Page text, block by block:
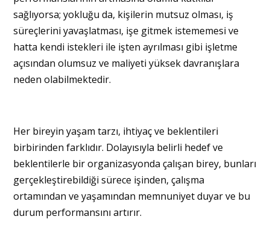
sağlıyorsa; yokluğu da, kişilerin mutsuz olması, iş
süreçlerini yavaşlatması, işe gitmek istememesi ve
hatta kendi istekleri ile işten ayrılması gibi işletme
açısından olumsuz ve maliyeti yüksek davranışlara
neden olabilmektedir.
Her bireyin yaşam tarzı, ihtiyaç ve beklentileri
birbirinden farklıdır. Dolayısıyla belirli hedef ve
beklentilerle bir organizasyonda çalışan birey, bunları
gerçekleştirebildiği sürece işinden, çalışma
ortamından ve yaşamından memnuniyet duyar ve bu
durum performansını artırır.